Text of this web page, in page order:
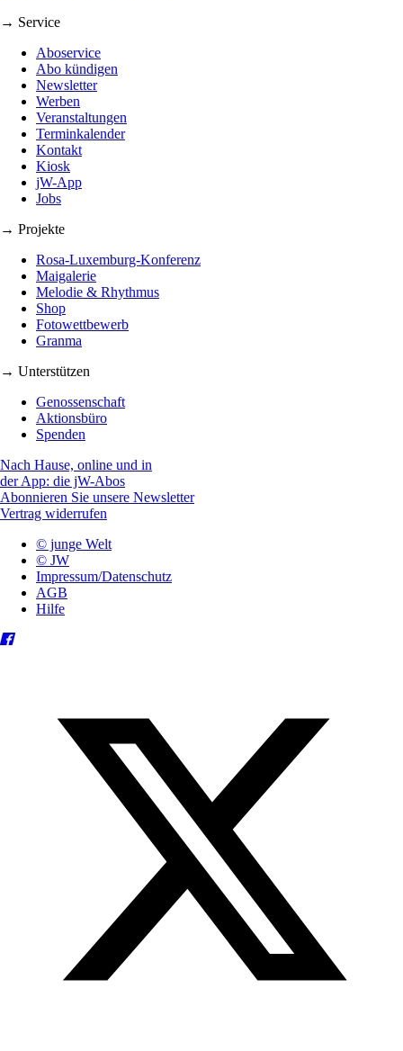
→ Service
Aboservice
Abo kündigen
Newsletter
Werben
Veranstaltungen
Terminkalender
Kontakt
Kiosk
jW-App
Jobs
→ Projekte
Rosa-Luxemburg-Konferenz
Maigalerie
Melodie & Rhythmus
Shop
Fotowettbewerb
Granma
→ Unterstützen
Genossenschaft
Aktionsbüro
Spenden
Nach Hause, online und in
der App: die jW-Abos
Abonnieren Sie unsere Newsletter
Vertrag widerrufen
© junge Welt
© JW
Impressum/Datenschutz
AGB
Hilfe